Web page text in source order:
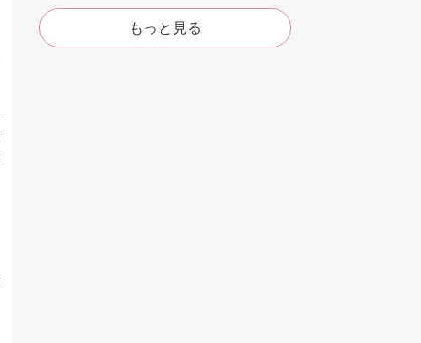
もっと見る